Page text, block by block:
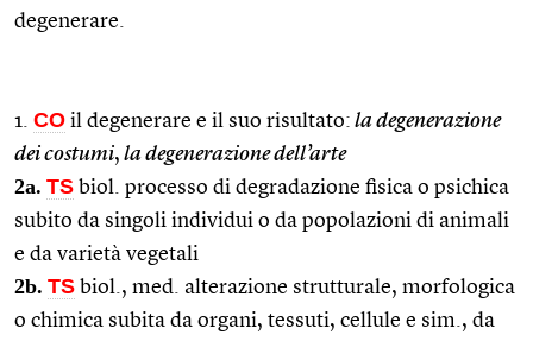
degenerare.
1. CO il degenerare e il suo risultato: la degenerazione
dei costumi, la degenerazione dell’arte
2a. TS biol. processo di degradazione fisica o psichica
subito da singoli individui o da popolazioni di animali
e da varietà vegetali
2b. TS biol., med. alterazione strutturale, morfologica
o chimica subita da organi, tessuti, cellule e sim., da